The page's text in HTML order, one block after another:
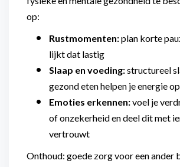
op:
Rustmomenten:plan korte
lijkt dat lastig
Slaap en voeding:structureel
gezond eten helpen je energie
Emoties erkennen:voel je
of onzekerheid en deel dit met
vertrouwt
Onthoud: goede zorg voor een ander